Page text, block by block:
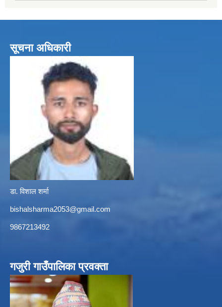
सूचना अधिकारी
डा. विशाल शर्मा
bishalsharma2053@gmail.com
9867213492
गजुरी गाउँपालिका प्रवक्ता